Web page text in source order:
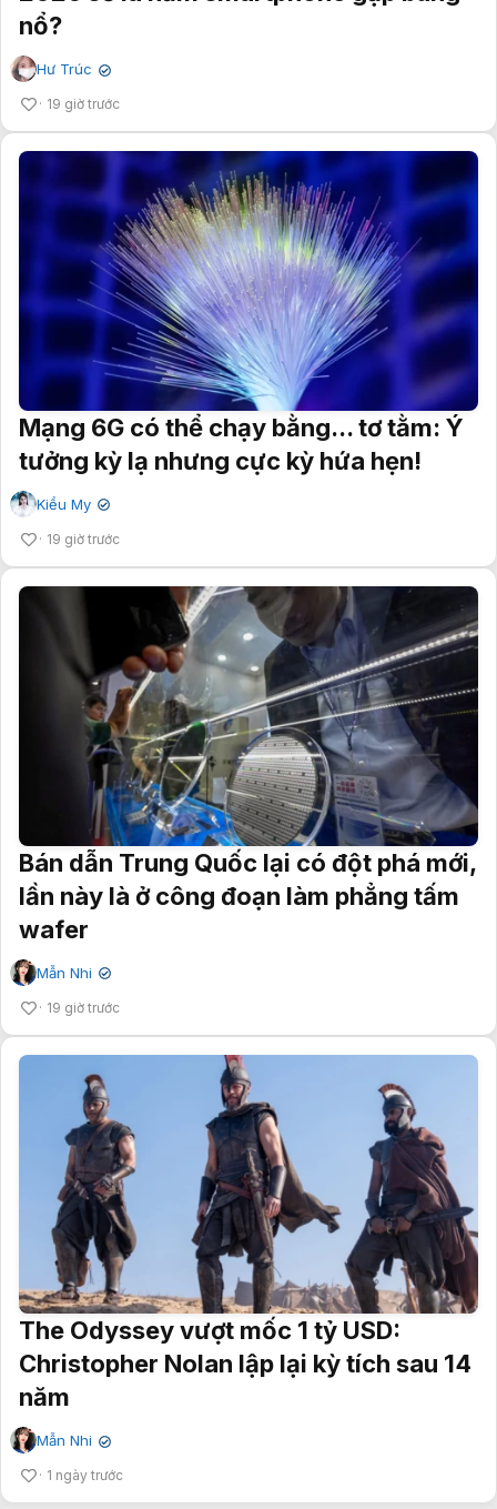
nổ?
Hư Trúc ✔
19 giờ trước
Mạng 6G có thể chạy bằng... tơ tằm: Ý
tưởng kỳ lạ nhưng cực kỳ hứa hẹn!
Kiều My ✔
19 giờ trước
Bán dẫn Trung Quốc lại có đột phá mới,
lần này là ở công đoạn làm phẳng tấm
wafer
Mẫn Nhi ✔
19 giờ trước
The Odyssey vượt mốc 1 tỷ USD:
Christopher Nolan lập lại kỳ tích sau 14
năm
Mẫn Nhi ✔
1 ngày trước